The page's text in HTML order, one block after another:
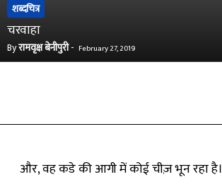
शब्दचित्र
चरवाहा
Byरामवृक्ष बेनीपुरी- February 27, 2019
और, वह कडे की आगी में कोई चीज़ भून रहा है।